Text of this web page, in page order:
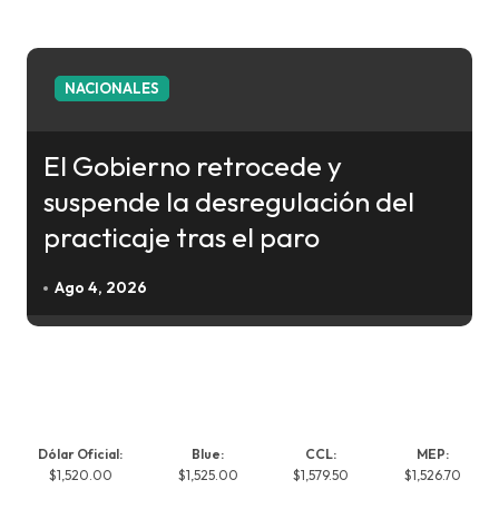
NACIONALES
El Gobierno retrocede y
suspende la desregulación del
practicaje tras el paro
Ago 4, 2026
Dólar Oficial:
$1,520.00
Blue:
$1,525.00
CCL:
$1,579.50
MEP:
$1,526.70